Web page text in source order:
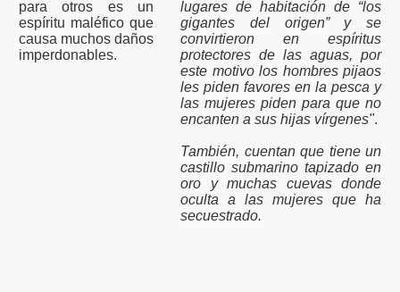
para otros es un
espíritu maléfico que
causa muchos daños
imperdonables.
lugares de habitación de “los
gigantes del origen” y se
convirtieron en espíritus
protectores de las aguas, por
este motivo los hombres pijaos
les piden favores en la pesca y
las mujeres piden para que no
encanten a sus hijas vírgenes".
También, cuentan que tiene un
castillo submarino tapizado en
oro y muchas cuevas donde
oculta a las mujeres que ha
secuestrado.